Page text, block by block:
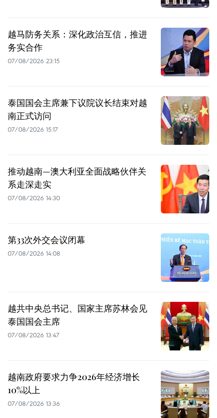
越马防务关系：深化政治互信，推进
务实合作
07/08/2026 23:15
泰国国会主席兼下议院议长结束对越
南正式访问
07/08/2026 15:17
推动越南—澳大利亚全面战略伙伴关
系走深走实
07/08/2026 14:30
第33次外交会议闭幕
07/08/2026 14:08
越共中央总书记、国家主席苏林会见
泰国国会主席
07/08/2026 13:47
越南政府要求力争2026年经济增长
10%以上
07/08/2026 13:36